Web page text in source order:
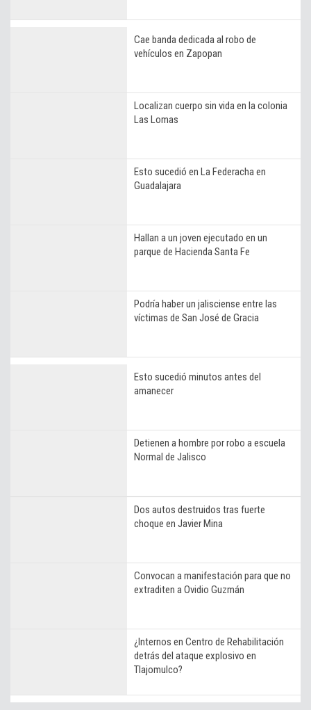
Cae banda dedicada al robo de
vehículos en Zapopan
Localizan cuerpo sin vida en la colonia
Las Lomas
Esto sucedió en La Federacha en
Guadalajara
Hallan a un joven ejecutado en un
parque de Hacienda Santa Fe
Podría haber un jalisciense entre las
víctimas de San José de Gracia
Esto sucedió minutos antes del
amanecer
Detienen a hombre por robo a escuela
Normal de Jalisco
Dos autos destruidos tras fuerte
choque en Javier Mina
Convocan a manifestación para que no
extraditen a Ovidio Guzmán
¿Internos en Centro de Rehabilitación
detrás del ataque explosivo en
Tlajomulco?